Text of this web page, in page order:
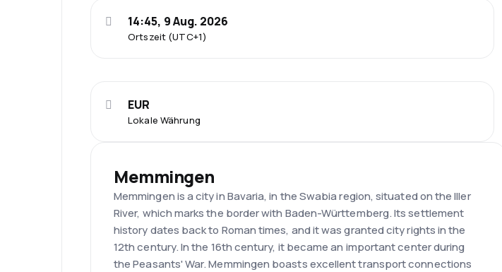
Ortszeit (UTC+1)
14:45, 9 Aug. 2026
Lokale Währung
EUR
Memmingen
Memmingen is a city in Bavaria, in the Swabia region, situated on the Iller
River, which marks the border with Baden-Württemberg. Its settlement
history dates back to Roman times, and it was granted city rights in the
12th century. In the 16th century, it became an important center during
the Peasants' War. Memmingen boasts excellent transport connections